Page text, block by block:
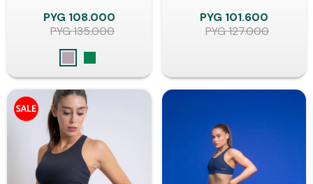
PYG 108.000
PYG135.000
PYG 101.600
PYG127.000